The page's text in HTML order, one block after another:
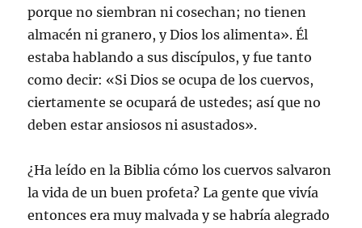
porque no siembran ni cosechan; no tienen
almacén ni granero, y Dios los alimenta». Él
estaba hablando a sus discípulos, y fue tanto
como decir: «Si Dios se ocupa de los cuervos,
ciertamente se ocupará de ustedes; así que no
deben estar ansiosos ni asustados».
¿Ha leído en la Biblia cómo los cuervos salvaron
la vida de un buen profeta? La gente que vivía
entonces era muy malvada y se habría alegrado